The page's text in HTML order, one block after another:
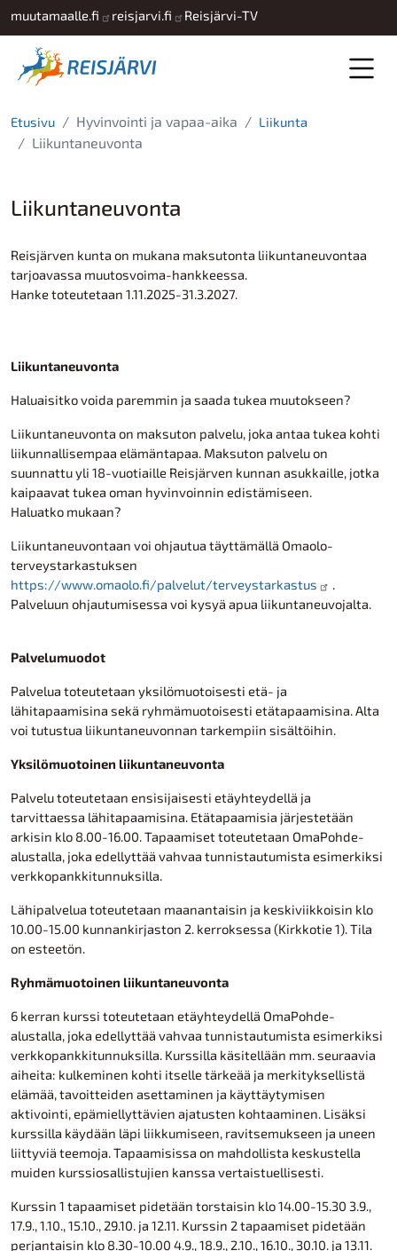
Hyppää pääsisältöön
muutamaalle.fi reisjarvi.fi Reisjärvi-TV
Etusivu Hyvinvointi ja vapaa-aika Liikunta
Liikuntaneuvonta
Liikuntaneuvonta
Reisjärven kunta on mukana maksutonta liikuntaneuvontaa
tarjoavassa muutosvoima-hankkeessa.
Hanke toteutetaan 1.11.2025-31.3.2027.
Liikuntaneuvonta
Haluaisitko voida paremmin ja saada tukea muutokseen?
Liikuntaneuvonta on maksuton palvelu, joka antaa tukea kohti
liikunnallisempaa elämäntapaa. Maksuton palvelu on
suunnattu yli 18-vuotiaille Reisjärven kunnan asukkaille, jotka
kaipaavat tukea oman hyvinvoinnin edistämiseen.
Haluatko mukaan?
Liikuntaneuvontaan voi ohjautua täyttämällä Omaolo-
terveystarkastuksen
https://www.omaolo.fi/palvelut/terveystarkastus
.
Palveluun ohjautumisessa voi kysyä apua liikuntaneuvojalta.
Palvelumuodot
Palvelua toteutetaan yksilömuotoisesti etä- ja
lähitapaamisina sekä ryhmämuotoisesti etätapaamisina. Alta
voi tutustua liikuntaneuvonnan tarkempiin sisältöihin.
Yksilömuotoinen liikuntaneuvonta
Palvelu toteutetaan ensisijaisesti etäyhteydellä ja
tarvittaessa lähitapaamisina. Etätapaamisia järjestetään
arkisin klo 8.00-16.00. Tapaamiset toteutetaan OmaPohde-
alustalla, joka edellyttää vahvaa tunnistautumista esimerkiksi
verkkopankkitunnuksilla.
Lähipalvelua toteutetaan maanantaisin ja keskiviikkoisin klo
10.00-15.00 kunnankirjaston 2. kerroksessa (Kirkkotie 1). Tila
on esteetön.
Ryhmämuotoinen liikuntaneuvonta
6 kerran kurssi toteutetaan etäyhteydellä OmaPohde-
alustalla, joka edellyttää vahvaa tunnistautumista esimerkiksi
verkkopankkitunnuksilla. Kurssilla käsitellään mm. seuraavia
aiheita: kulkeminen kohti itselle tärkeää ja merkityksellistä
elämää, tavoitteiden asettaminen ja käyttäytymisen
aktivointi, epämiellyttävien ajatusten kohtaaminen. Lisäksi
kurssilla käydään läpi liikkumiseen, ravitsemukseen ja uneen
liittyviä teemoja. Tapaamisissa on mahdollista keskustella
muiden kurssiosallistujien kanssa vertaistuellisesti.
Kurssin 1 tapaamiset pidetään torstaisin klo 14.00-15.30 3.9.,
17.9., 1.10., 15.10., 29.10. ja 12.11. Kurssin 2 tapaamiset pidetään
perjantaisin klo 8.30-10.00 4.9., 18.9., 2.10., 16.10., 30.10. ja 13.11.